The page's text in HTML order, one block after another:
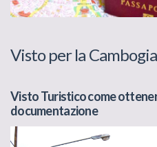
Visto per la Cambogia
Visto Turistico come
documentazione